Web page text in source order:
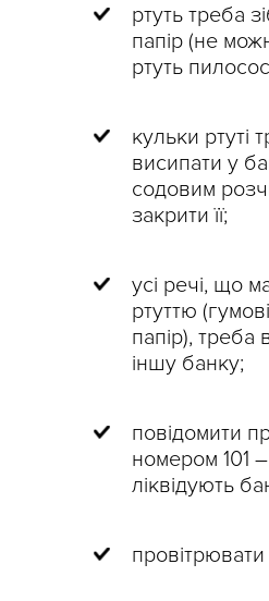
ртуть треба
папір (не
ртуть
кульки ртуті
висипати у
содовим
закрити її;
усі речі, що
ртуттю
папір), треба
іншу банку;
повідомити
номером 101 –
ліквідують